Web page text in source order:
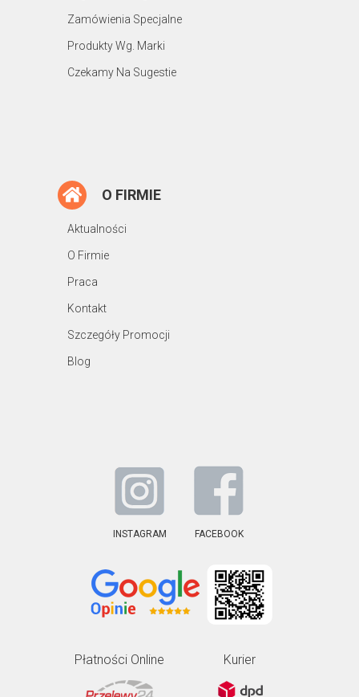
Zamówienia Specjalne
Produkty Wg. Marki
Czekamy Na Sugestie
O FIRMIE
Aktualności
O Firmie
Praca
Kontakt
Szczegóły Promocji
Blog
INSTAGRAM FACEBOOK
Płatności Online Kurier